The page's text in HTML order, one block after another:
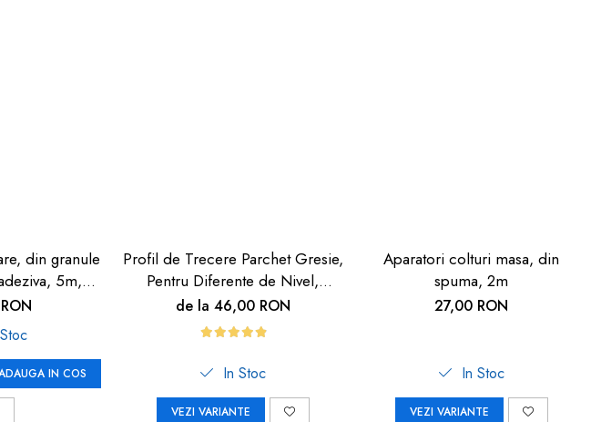
din granule
5m,
IN COS
Profil de Trecere Parchet Gresie,
Pentru Diferente de Nivel,
Autoadeziv, Culoare Lemn
Deschis, 90cm
de la 46,00 RON
In Stoc
VEZI VARIANTE
Aparatori colturi masa, din
spuma, 2m
27,00 RON
In Stoc
VEZI VARIANTE